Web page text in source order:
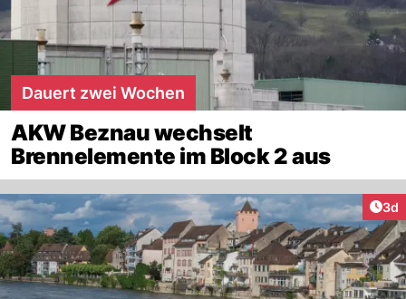
Dauert zwei Wochen
AKW Beznau wechselt
Brennelemente im Block 2 aus
3d